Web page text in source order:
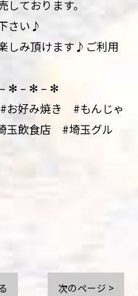
ております。
さい♪
しみ頂けます♪ご利用
✻ – ✻ – ✻
好み焼き #もんじゃ
飲食店 #埼玉グル
次のページ >